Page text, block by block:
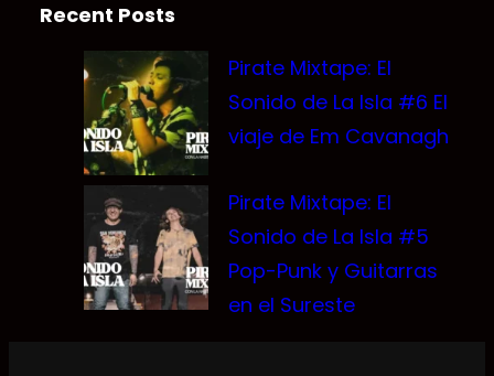
Recent Posts
Pirate Mixtape: El
Sonido de La Isla #6 El
viaje de Em Cavanagh
Pirate Mixtape: El
Sonido de La Isla #5
Pop-Punk y Guitarras
en el Sureste